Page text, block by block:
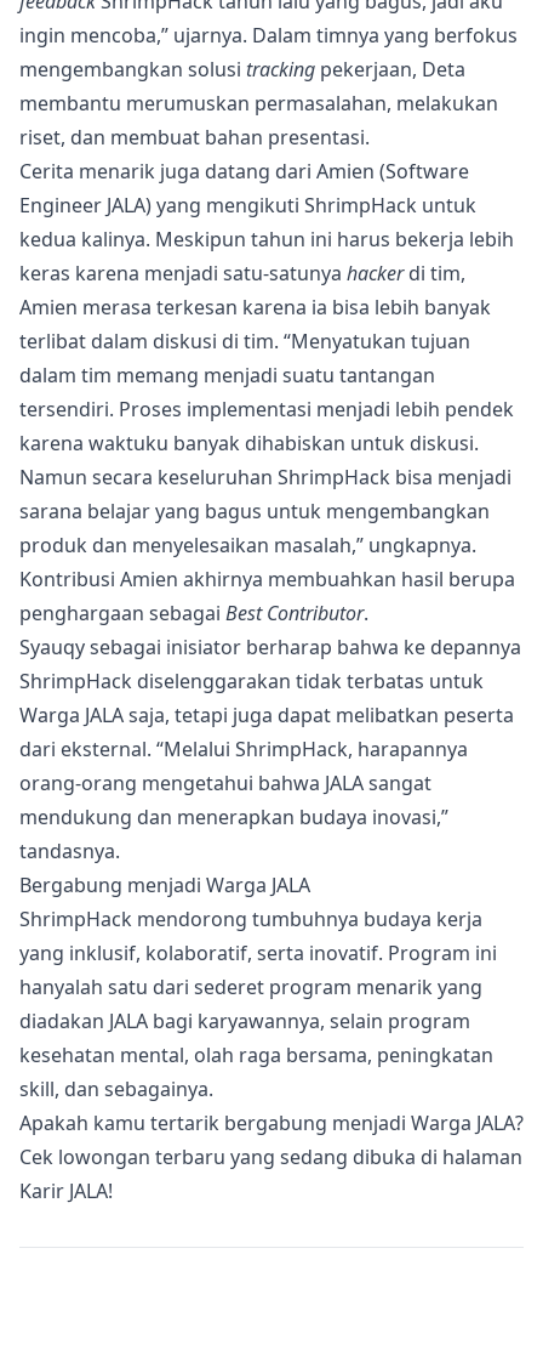
ingin mencoba,” ujarnya. Dalam timnya yang berfokus
mengembangkan solusi tracking pekerjaan, Deta
membantu merumuskan permasalahan, melakukan
riset, dan membuat bahan presentasi.
Cerita menarik juga datang dari Amien (Software
Engineer JALA) yang mengikuti ShrimpHack untuk
kedua kalinya. Meskipun tahun ini harus bekerja lebih
keras karena menjadi satu-satunya hackerdi tim,
Amien merasa terkesan karena ia bisa lebih banyak
terlibat dalam diskusi di tim. “Menyatukan tujuan
dalam tim memang menjadi suatu tantangan
tersendiri. Proses implementasi menjadi lebih pendek
karena waktuku banyak dihabiskan untuk diskusi.
Namun secara keseluruhan ShrimpHack bisa menjadi
sarana belajar yang bagus untuk mengembangkan
produk dan menyelesaikan masalah,” ungkapnya.
Kontribusi Amien akhirnya membuahkan hasil berupa
penghargaan sebagai Best Contributor.
Syauqy sebagai inisiator berharap bahwa ke depannya
ShrimpHack diselenggarakan tidak terbatas untuk
Warga JALA saja, tetapi juga dapat melibatkan peserta
dari eksternal. “Melalui ShrimpHack, harapannya
orang-orang mengetahui bahwa JALA sangat
mendukung dan menerapkan budaya inovasi,”
tandasnya.
Bergabung menjadi Warga JALA
ShrimpHack mendorong tumbuhnya budaya kerja
yang inklusif, kolaboratif, serta inovatif. Program ini
hanyalah satu dari sederet program menarik yang
diadakan JALA bagi karyawannya, selain program
kesehatan mental, olah raga bersama, peningkatan
skill, dan sebagainya.
Apakah kamu tertarik bergabung menjadi Warga JALA?
Cek lowongan terbaru yang sedang dibuka di halaman
Karir JALA!